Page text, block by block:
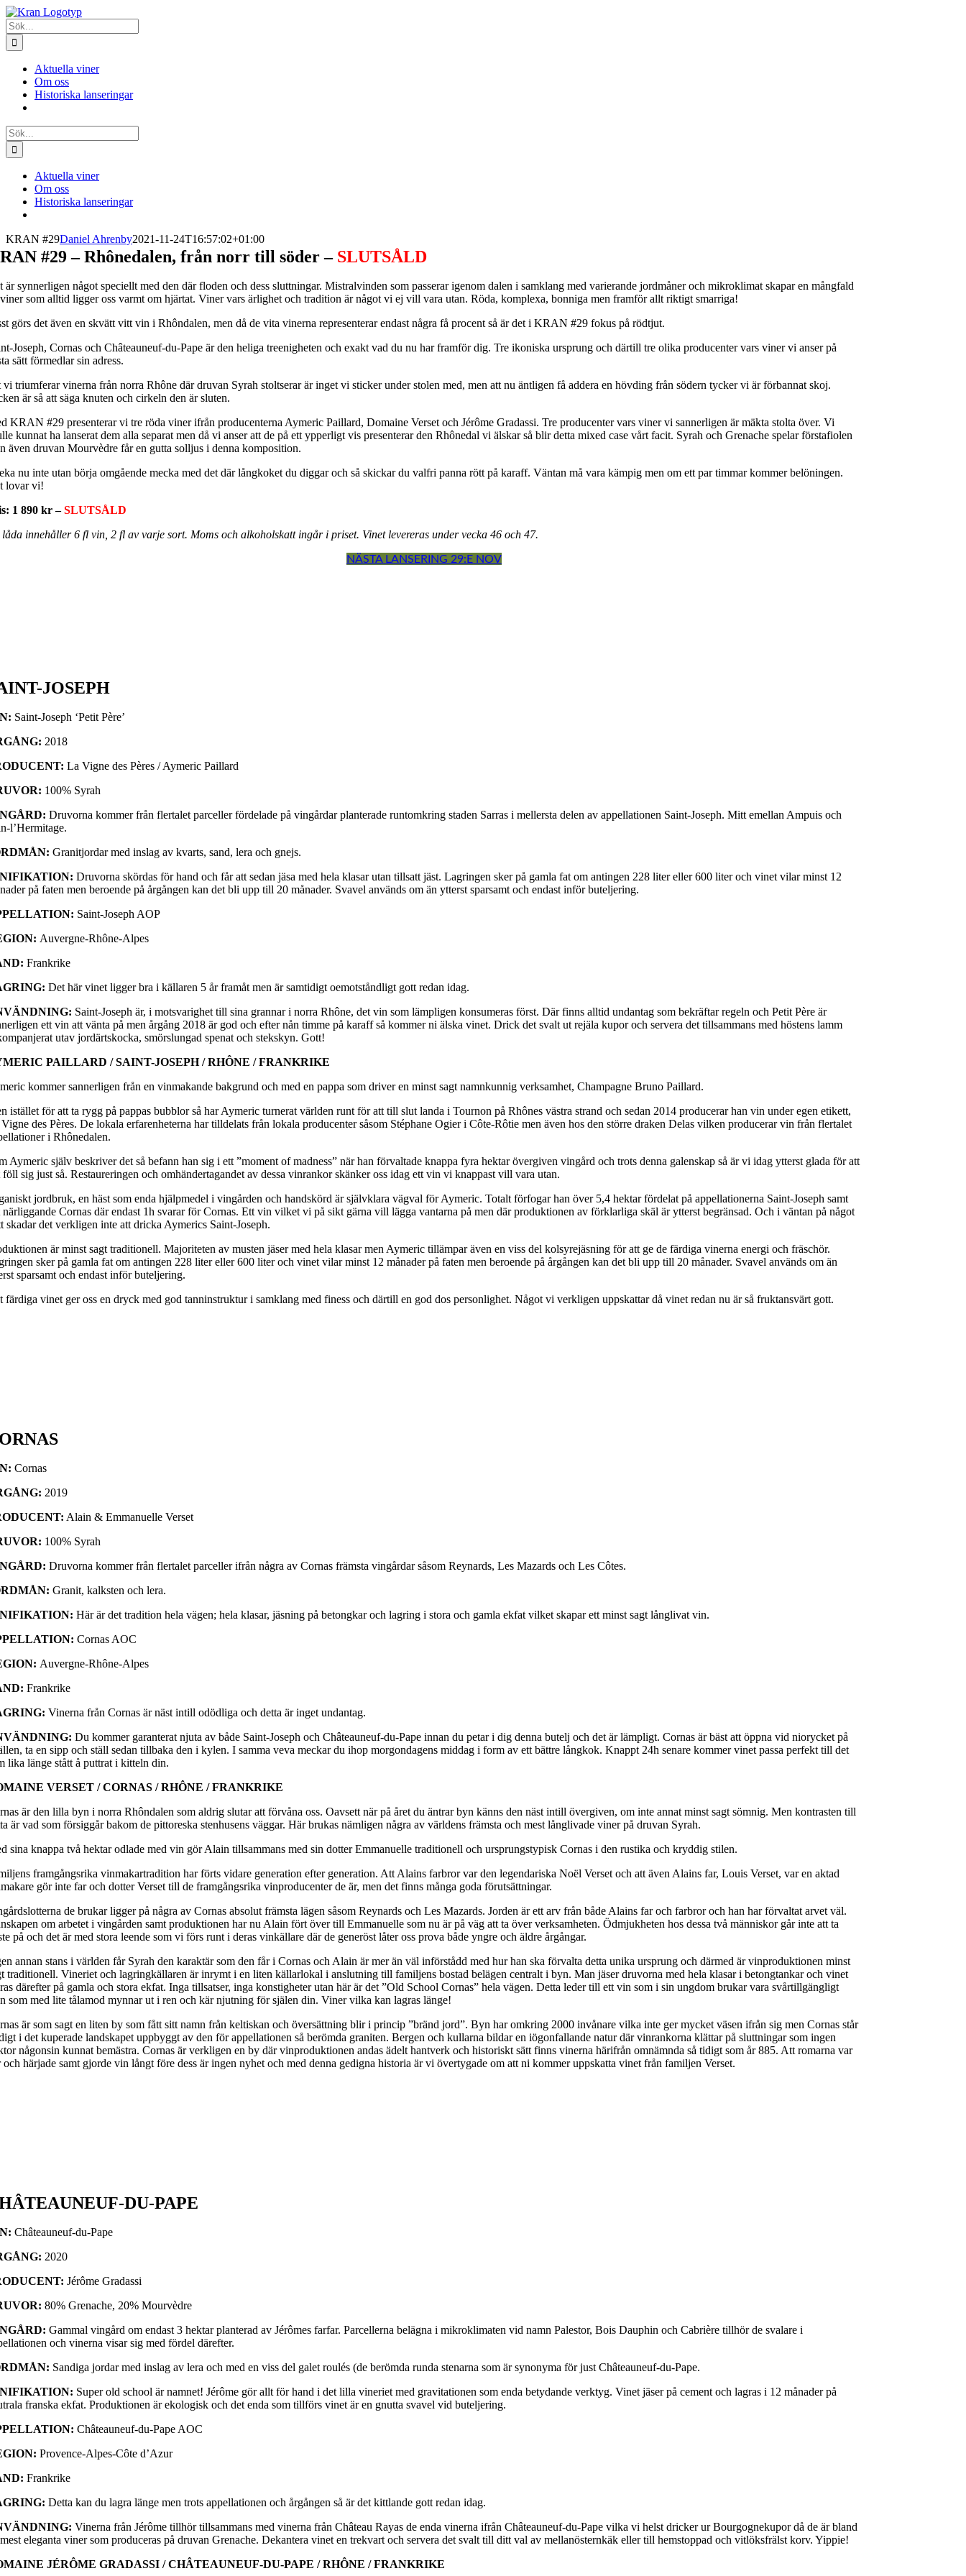
Fortsätt
till
innehållet
Sök
efter:
Aktuella viner
Om oss
Historiska lanseringar
Sök
efter:
Aktuella viner
Om oss
Historiska lanseringar
KRAN #29Daniel Ahrenby2021-11-24T16:57:02+01:00
#29 – Rhônedalen, från norr till söder – SLUTSÅLD
är synnerligen något speciellt med den där floden och dess sluttningar. Mistralvinden som passerar igenom dalen i samklang med varierande jordmåner och mikroklimat skapar en mångfald
som alltid ligger oss varmt om hjärtat. Viner vars ärlighet och tradition är något vi ej vill vara utan. Röda, komplexa, bonniga men framför allt riktigt smarriga!
görs det även en skvätt vitt vin i Rhôndalen, men då de vita vinerna representerar endast några få procent så är det i KRAN #29 fokus på rödtjut.
Joseph, Cornas och Châteauneuf-du-Pape är den heliga treenigheten och exakt vad du nu har framför dig. Tre ikoniska ursprung och därtill tre olika producenter vars viner vi anser på
sätt förmedlar sin adress.
triumferar vinerna från norra Rhône där druvan Syrah stoltserar är inget vi sticker under stolen med, men att nu äntligen få addera en hövding från södern tycker vi är förbannat skoj.
är så att säga knuten och cirkeln den är sluten.
KRAN #29 presenterar vi tre röda viner ifrån producenterna Aymeric Paillard, Domaine Verset och Jérôme Gradassi. Tre producenter vars viner vi sannerligen är mäkta stolta över. Vi
kunnat ha lanserat dem alla separat men då vi anser att de på ett ypperligt vis presenterar den Rhônedal vi älskar så blir detta mixed case vårt facit. Syrah och Grenache spelar förstafiolen
även druvan Mourvèdre får en gutta solljus i denna komposition.
nu inte utan börja omgående mecka med det där långkoket du diggar och så skickar du valfri panna rött på karaff. Väntan må vara kämpig men om ett par timmar kommer belöningen.
lovar vi!
1 890 kr –SLUTSÅLD
låda innehåller 6 fl vin, 2 fl av varje sort. Moms och alkoholskatt ingår i priset. Vinet levereras under vecka 46 och 47.
NÄSTA LANSERING 29:E NOV
JOSEPH
Saint-Joseph ‘Petit Père’
2018
La Vigne des Pères / Aymeric Paillard
100% Syrah
Druvorna kommer från flertalet parceller fördelade på vingårdar planterade runtomkring staden Sarras i mellersta delen av appellationen Saint-Joseph. Mitt emellan Ampuis och
l’Hermitage.
Granitjordar med inslag av kvarts, sand, lera och gnejs.
Druvorna skördas för hand och får att sedan jäsa med hela klasar utan tillsatt jäst. Lagringen sker på gamla fat om antingen 228 liter eller 600 liter och vinet vilar minst 12
på faten men beroende på årgången kan det bli upp till 20 månader. Svavel används om än ytterst sparsamt och endast inför buteljering.
Saint-Joseph AOP
Auvergne-Rhône-Alpes
Frankrike
Det här vinet ligger bra i källaren 5 år framåt men är samtidigt oemotståndligt gott redan idag.
Saint-Joseph är, i motsvarighet till sina grannar i norra Rhône, det vin som lämpligen konsumeras först. Där finns alltid undantag som bekräftar regeln och Petit Père är
ett vin att vänta på men årgång 2018 är god och efter nån timme på karaff så kommer ni älska vinet. Drick det svalt ut rejäla kupor och servera det tillsammans med höstens lamm
utav jordärtskocka, smörslungad spenat och stekskyn. Gott!
PAILLARD / SAINT-JOSEPH / RHÔNE / FRANKRIKE
kommer sannerligen från en vinmakande bakgrund och med en pappa som driver en minst sagt namnkunnig verksamhet, Champagne Bruno Paillard.
istället för att ta rygg på pappas bubblor så har Aymeric turnerat världen runt för att till slut landa i Tournon på Rhônes västra strand och sedan 2014 producerar han vin under egen etikett,
des Pères. De lokala erfarenheterna har tilldelats från lokala producenter såsom Stéphane Ogier i Côte-Rôtie men även hos den större draken Delas vilken producerar vin från flertalet
i Rhônedalen.
Aymeric själv beskriver det så befann han sig i ett ”moment of madness” när han förvaltade knappa fyra hektar övergiven vingård och trots denna galenskap så är vi idag ytterst glada för att
föll sig just så. Restaureringen och omhändertagandet av dessa vinrankor skänker oss idag ett vin vi knappast vill vara utan.
jordbruk, en häst som enda hjälpmedel i vingården och handskörd är självklara vägval för Aymeric. Totalt förfogar han över 5,4 hektar fördelat på appellationerna Saint-Joseph samt
närliggande Cornas där endast 1h svarar för Cornas. Ett vin vilket vi på sikt gärna vill lägga vantarna på men där produktionen av förklarliga skäl är ytterst begränsad. Och i väntan på något
skadar det verkligen inte att dricka Aymerics Saint-Joseph.
är minst sagt traditionell. Majoriteten av musten jäser med hela klasar men Aymeric tillämpar även en viss del kolsyrejäsning för att ge de färdiga vinerna energi och fräschör.
sker på gamla fat om antingen 228 liter eller 600 liter och vinet vilar minst 12 månader på faten men beroende på årgången kan det bli upp till 20 månader. Svavel används om än
sparsamt och endast inför buteljering.
färdiga vinet ger oss en dryck med god tanninstruktur i samklang med finess och därtill en god dos personlighet. Något vi verkligen uppskattar då vinet redan nu är så fruktansvärt gott.
Cornas
2019
Alain & Emmanuelle Verset
100% Syrah
Druvorna kommer från flertalet parceller ifrån några av Cornas främsta vingårdar såsom Reynards, Les Mazards och Les Côtes.
Granit, kalksten och lera.
Här är det tradition hela vägen; hela klasar, jäsning på betongkar och lagring i stora och gamla ekfat vilket skapar ett minst sagt långlivat vin.
Cornas AOC
Auvergne-Rhône-Alpes
Frankrike
Vinerna från Cornas är näst intill odödliga och detta är inget undantag.
Du kommer garanterat njuta av både Saint-Joseph och Châteauneuf-du-Pape innan du petar i dig denna butelj och det är lämpligt. Cornas är bäst att öppna vid niorycket på
ta en sipp och ställ sedan tillbaka den i kylen. I samma veva meckar du ihop morgondagens middag i form av ett bättre långkok. Knappt 24h senare kommer vinet passa perfekt till det
lika länge stått å puttrat i kitteln din.
VERSET / CORNAS / RHÔNE / FRANKRIKE
är den lilla byn i norra Rhôndalen som aldrig slutar att förvåna oss. Oavsett när på året du äntrar byn känns den näst intill övergiven, om inte annat minst sagt sömnig. Men kontrasten till
är vad som försiggår bakom de pittoreska stenhusens väggar. Här brukas nämligen några av världens främsta och mest långlivade viner på druvan Syrah.
sina knappa två hektar odlade med vin gör Alain tillsammans med sin dotter Emmanuelle traditionell och ursprungstypisk Cornas i den rustika och kryddig stilen.
framgångsrika vinmakartradition har förts vidare generation efter generation. Att Alains farbror var den legendariska Noël Verset och att även Alains far, Louis Verset, var en aktad
gör inte far och dotter Verset till de framgångsrika vinproducenter de är, men det finns många goda förutsättningar.
de brukar ligger på några av Cornas absolut främsta lägen såsom Reynards och Les Mazards. Jorden är ett arv från både Alains far och farbror och han har förvaltat arvet väl.
om arbetet i vingården samt produktionen har nu Alain fört över till Emmanuelle som nu är på väg att ta över verksamheten. Ödmjukheten hos dessa två människor går inte att ta
på och det är med stora leende som vi förs runt i deras vinkällare där de generöst låter oss prova både yngre och äldre årgångar.
annan stans i världen får Syrah den karaktär som den får i Cornas och Alain är mer än väl införstådd med hur han ska förvalta detta unika ursprung och därmed är vinproduktionen minst
traditionell. Vineriet och lagringkällaren är inrymt i en liten källarlokal i anslutning till familjens bostad belägen centralt i byn. Man jäser druvorna med hela klasar i betongtankar och vinet
därefter på gamla och stora ekfat. Inga tillsatser, inga konstigheter utan här är det ”Old School Cornas” hela vägen. Detta leder till ett vin som i sin ungdom brukar vara svårtillgängligt
som med lite tålamod mynnar ut i ren och kär njutning för själen din. Viner vilka kan lagras länge!
är som sagt en liten by som fått sitt namn från keltiskan och översättning blir i princip ”bränd jord”. Byn har omkring 2000 invånare vilka inte ger mycket väsen ifrån sig men Cornas står
i det kuperade landskapet uppbyggt av den för appellationen så berömda graniten. Bergen och kullarna bildar en iögonfallande natur där vinrankorna klättar på sluttningar som ingen
någonsin kunnat bemästra. Cornas är verkligen en by där vinproduktionen andas ädelt hantverk och historiskt sätt finns vinerna härifrån omnämnda så tidigt som år 885. Att romarna var
och härjade samt gjorde vin långt före dess är ingen nyhet och med denna gedigna historia är vi övertygade om att ni kommer uppskatta vinet från familjen Verset.
DU-PAPE
Châteauneuf-du-Pape
2020
Jérôme Gradassi
80% Grenache, 20% Mourvèdre
Gammal vingård om endast 3 hektar planterad av Jérômes farfar. Parcellerna belägna i mikroklimaten vid namn Palestor, Bois Dauphin och Cabrière tillhör de svalare i
och vinerna visar sig med fördel därefter.
Sandiga jordar med inslag av lera och med en viss del galet roulés (de berömda runda stenarna som är synonyma för just Châteauneuf-du-Pape.
Super old school är namnet! Jérôme gör allt för hand i det lilla vineriet med gravitationen som enda betydande verktyg. Vinet jäser på cement och lagras i 12 månader på
franska ekfat. Produktionen är ekologisk och det enda som tillförs vinet är en gnutta svavel vid buteljering.
Châteauneuf-du-Pape AOC
Provence-Alpes-Côte d’Azur
Frankrike
Detta kan du lagra länge men trots appellationen och årgången så är det kittlande gott redan idag.
Vinerna från Jérôme tillhör tillsammans med vinerna från Château Rayas de enda vinerna ifrån Châteauneuf-du-Pape vilka vi helst dricker ur Bourgognekupor då de är bland
eleganta viner som produceras på druvan Grenache. Dekantera vinet en trekvart och servera det svalt till ditt val av mellanösternkäk eller till hemstoppad och vitlöksfrälst korv. Yippie!
JÉRÔME GRADASSI / CHÂTEAUNEUF-DU-PAPE / RHÔNE / FRANKRIKE